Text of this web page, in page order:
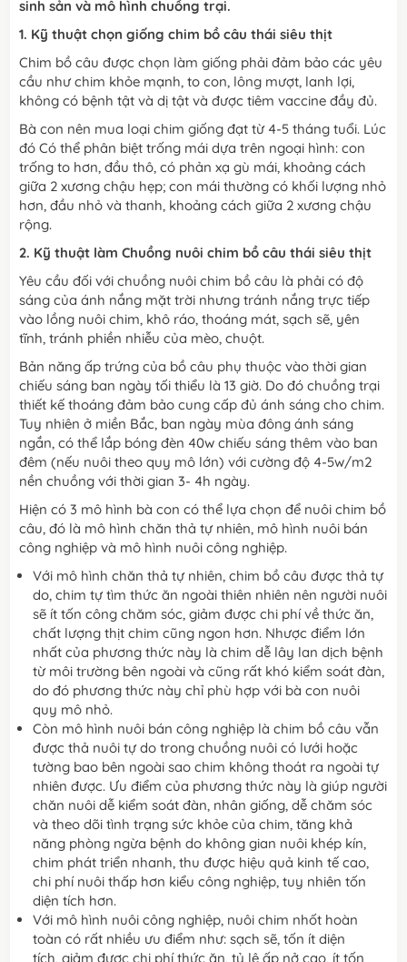
sinh sản và mô hình chuồng trại.
1. Kỹ thuật chọn giống chim bồ câu thái siêu thịt
Chim bồ câu được chọn làm giống phải đảm bảo các yêu
cầu như chim khỏe mạnh, to con, lông mượt, lanh lợi,
không có bệnh tật và dị tật và được tiêm vaccine đầy đủ.
Bà con nên mua loại chim giống đạt từ 4-5 tháng tuổi. Lúc
đó Có thể phân biệt trống mái dựa trên ngoại hình: con
trống to hơn, đầu thô, có phản xạ gù mái, khoảng cách
giữa 2 xương chậu hẹp; con mái thường có khối lượng nhỏ
hơn, đầu nhỏ và thanh, khoảng cách giữa 2 xương chậu
rộng.
2. Kỹ thuật làm Chuồng nuôi chim bồ câu thái siêu thịt
Yêu cầu đối với chuồng nuôi chim bồ câu là phải có độ
sáng của ánh nắng mặt trời nhưng tránh nắng trực tiếp
vào lồng nuôi chim, khô ráo, thoáng mát, sạch sẽ, yên
tĩnh, tránh phiền nhiễu của mèo, chuột.
Bản năng ấp trứng của bồ câu phụ thuộc vào thời gian
chiếu sáng ban ngày tối thiểu là 13 giờ. Do đó chuồng trại
thiết kế thoáng đảm bảo cung cấp đủ ánh sáng cho chim.
Tuy nhiên ở miền Bắc, ban ngày mùa đông ánh sáng
ngắn, có thể lắp bóng đèn 40w chiếu sáng thêm vào ban
đêm (nếu nuôi theo quy mô lớn) với cường độ 4-5w/m2
nền chuồng với thời gian 3- 4h ngày.
Hiện có 3 mô hình bà con có thể lựa chọn để nuôi chim bồ
câu, đó là mô hình chăn thả tự nhiên, mô hình nuôi bán
công nghiệp và mô hình nuôi công nghiệp.
Với mô hình chăn thả tự nhiên, chim bồ câu được thả tự
do, chim tự tìm thức ăn ngoài thiên nhiên nên người nuôi
sẽ ít tốn công chăm sóc, giảm được chi phí về thức ăn,
chất lượng thịt chim cũng ngon hơn. Nhược điểm lớn
nhất của phương thức này là chim dễ lây lan dịch bệnh
từ môi trường bên ngoài và cũng rất khó kiểm soát đàn,
do đó phương thức này chỉ phù hợp với bà con nuôi
quy mô nhỏ.
Còn mô hình nuôi bán công nghiệp là chim bồ câu vẫn
được thả nuôi tự do trong chuồng nuôi có lưới hoặc
tường bao bên ngoài sao chim không thoát ra ngoài tự
nhiên được. Ưu điểm của phương thức này là giúp người
chăn nuôi dễ kiểm soát đàn, nhân giống, dễ chăm sóc
và theo dõi tình trạng sức khỏe của chim, tăng khả
năng phòng ngừa bệnh do không gian nuôi khép kín,
chim phát triển nhanh, thu được hiệu quả kinh tế cao,
chi phí nuôi thấp hơn kiểu công nghiệp, tuy nhiên tốn
diện tích hơn.
Với mô hình nuôi công nghiệp, nuôi chim nhốt hoàn
toàn có rất nhiều ưu điểm như: sạch sẽ, tốn ít diện
tích, giảm được chi phí thức ăn, tỷ lệ ấp nở cao, ít tốn